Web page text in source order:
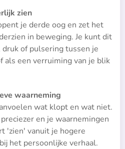
zien
je derde oog en zet het
in beweging. Je kunt dit
of pulsering tussen je
als een verruiming van je blik
waarneming
wat klopt en wat niet.
en je waarnemingen
'zien' vanuit je hogere
het persoonlijke verhaal.